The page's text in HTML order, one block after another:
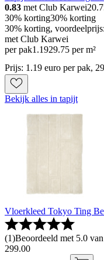
0.83 met Club Karwei
30% korting30% korting
30% korting,
met Club Karwei
per pak1 .1929.75 per m²
Prijs: 1.19 euro per pak,
Bekijk alles in tapijt
Vloerkleed Tokyo Ting
(1)Beoordeeld met 5.0
299.00